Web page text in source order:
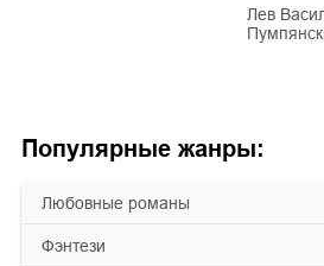
Популярные жанры:
любовные романы
фэнтези
Лев